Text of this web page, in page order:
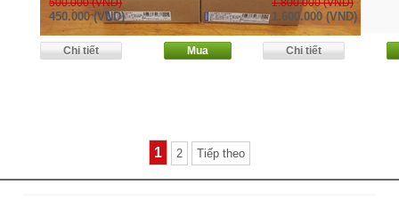
500.000 (VND)
450.000 (VND)
1.800.000 (VND)
1.600.000 (VND)
1 2 Tiếp theo